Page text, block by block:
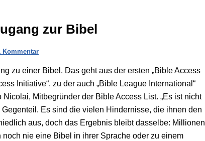
zur Bibel
Kommentar
zu einer Bibel. Das geht aus der ersten „Bible Access
Initiative“, zu der auch „Bible League International“
Mitbegründer der Bible Access List. „Es ist nicht
Es sind die vielen Hindernisse, die ihnen den
aus, doch das Ergebnis bleibt dasselbe: Millionen
nie eine Bibel in ihrer Sprache oder zu einem